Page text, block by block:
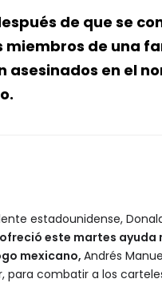
de que se
miembros de una
asesinados en el
estadounidense,
ofreció este martes ayuda
mexicano, Andrés
para combatir a los